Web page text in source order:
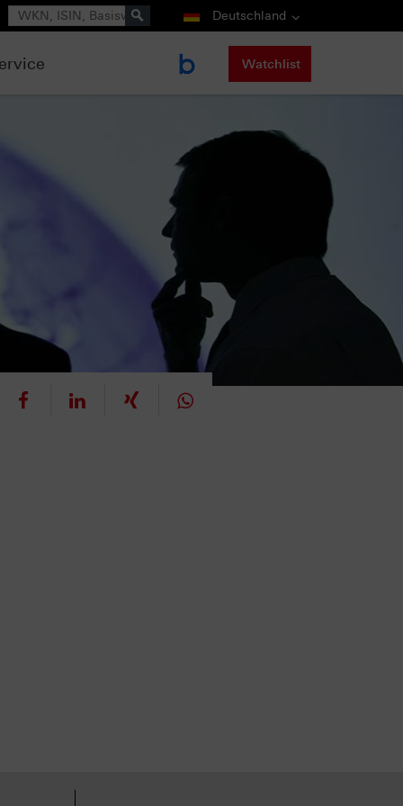
Suche Deutschland
Watchlist
mitteilen